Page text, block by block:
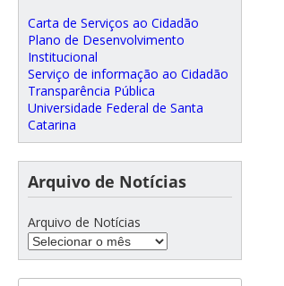
Carta de Serviços ao Cidadão
Plano de Desenvolvimento
Institucional
Serviço de informação ao Cidadão
Transparência Pública
Universidade Federal de Santa
Catarina
Arquivo de Notícias
Arquivo de Notícias